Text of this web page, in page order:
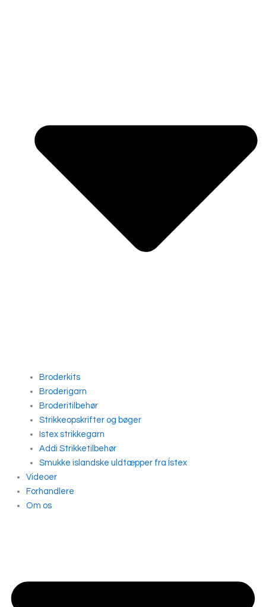
Broderkits
Broderigarn
Broderitilbehør
Strikkeopskrifter og bøger
Istex strikkegarn
Addi Strikketilbehør
Smukke islandske uldtæpper fra Ístex
Videoer
Forhandlere
Om os